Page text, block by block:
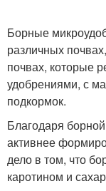
Борные
различных
почвах, которые
удобрениями, с
подкормок.
Благодаря
активнее
дело в том, что
каротином и